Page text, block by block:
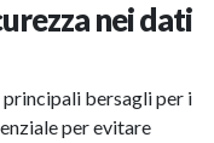
nei dati
bersagli per i
per evitare